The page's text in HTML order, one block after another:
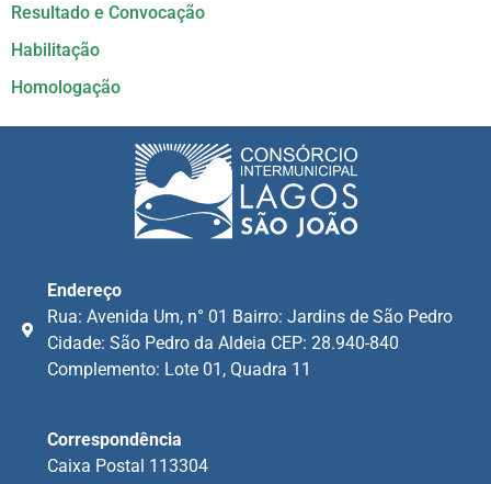
Resultado e Convocação
Habilitação
Homologação
Endereço
Rua: Avenida Um, n° 01 Bairro: Jardins de São Pedro
Cidade: São Pedro da Aldeia CEP: 28.940-840
Complemento: Lote 01, Quadra 11
Correspondência
Caixa Postal 113304